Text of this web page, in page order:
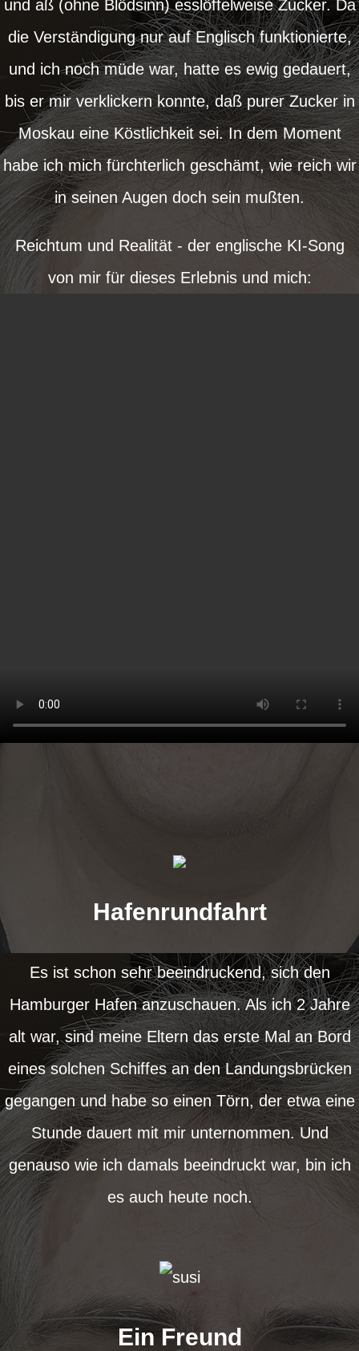
und aß (ohne Blödsinn) esslöffelweise Zucker. Da
die Verständigung nur auf Englisch funktionierte,
und ich noch müde war, hatte es ewig gedauert,
bis er mir verklickern konnte, daß purer Zucker in
Moskau eine Köstlichkeit sei. In dem Moment
habe ich mich fürchterlich geschämt, wie reich wir
in seinen Augen doch sein mußten.
Reichtum und Realität - der englische KI-Song
von mir für dieses Erlebnis und mich:
Hafenrundfahrt
Es ist schon sehr beeindruckend, sich den
Hamburger Hafen anzuschauen. Als ich 2 Jahre
alt war, sind meine Eltern das erste Mal an Bord
eines solchen Schiffes an den Landungsbrücken
gegangen und habe so einen Törn, der etwa eine
Stunde dauert mit mir unternommen. Und
genauso wie ich damals beeindruckt war, bin ich
es auch heute noch.
Ein Freund